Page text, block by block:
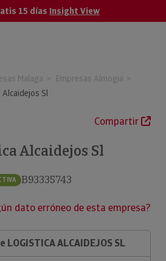
15 días Insight View
Malaga
Empresas Almogia
Sl
Compartir
Alcaidejos Sl
B93335743
dato erróneo de esta empresa?
ALCAIDEJOS SL